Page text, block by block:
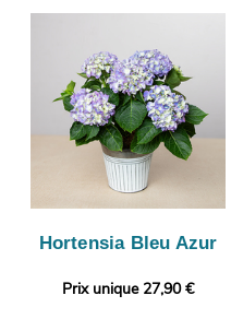
Hortensia Bleu Azur
Prix unique 27,90 €